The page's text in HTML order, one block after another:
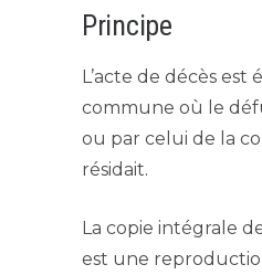
Principe
L’acte de décès est
commune où le
ou par celui de la
résidait.
La copie intégrale
est une